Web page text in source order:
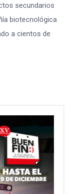
secundarios
biotecnológica
a cientos de